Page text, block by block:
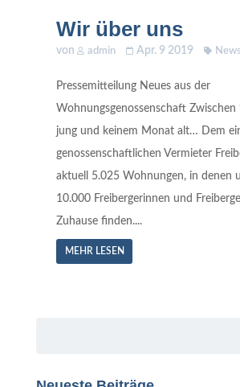
Wir über uns
von admin Apr. 9 2019 News
Pressemitteilung Neues aus der
Wohnungsgenossenschaft Zwischen
jung und keinem Monat alt… Dem
genossenschaftlichen Vermieter
aktuell 5.025 Wohnungen, in denen
10.000 Freibergerinnen und
Zuhause finden....
MEHR LESEN